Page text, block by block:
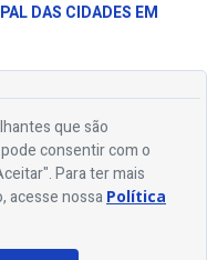
DAS CIDADES EM
Maia - CEP 58895-000
que são
consentir com o
Para ter mais
acesse nossa Política